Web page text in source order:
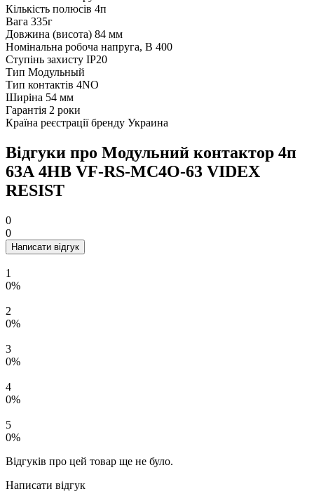
Кількість полюсів 4п
Вага 335г
Довжина (висота) 84 мм
Номінальна робоча напруга, В 400
Ступінь захисту IP20
Тип Модульный
Тип контактів 4NO
Ширіна 54 мм
Гарантія 2 роки
Країна реєстрації бренду Украина
Відгуки про Модульний контактор 4п
63А 4НВ VF-RS-MC4O-63 VIDEX
RESIST
0
0
Написати відгук
1
0%
2
0%
3
0%
4
0%
5
0%
Відгуків про цей товар ще не було.
Написати відгук